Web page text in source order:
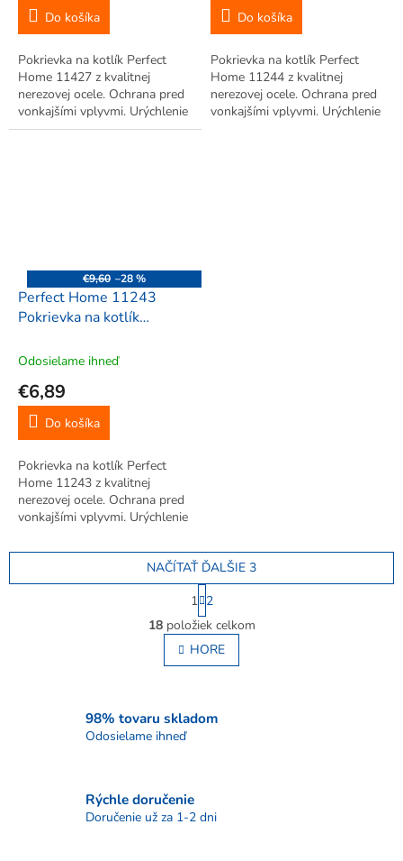
Do košíka
Pokrievka na kotlík Perfect
Home 11427 z kvalitnej
nerezovej ocele. Ochrana pred
vonkajšími vplyvmi. Urýchlenie
procesu varenia.
Do košíka
Pokrievka na kotlík Perfect
Home 11244 z kvalitnej
nerezovej ocele. Ochrana pred
vonkajšími vplyvmi. Urýchlenie
€9,60 –28 %
Perfect Home 11243
Pokrievka na kotlík
Odosielame ihneď
€6,89
Do košíka
Pokrievka na kotlík Perfect
Home 11243 z kvalitnej
nerezovej ocele. Ochrana pred
vonkajšími vplyvmi. Urýchlenie
O
v
l
á
c
k
NAČÍTAŤ ĎALŠIE 3
S
t
r
á
n
k
a
n
1 2
18položiek celkom
HORE
98% tovaru skladom
Odosielame ihneď
Rýchle doručenie
Doručenie už za 1-2 dni